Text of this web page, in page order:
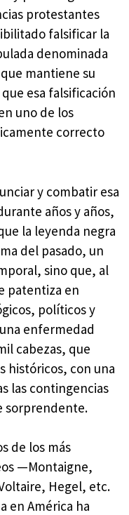
protestantes
falsificar la
denominada
mantiene su
esa falsificación
uno de los
correcto
y combatir esa
años y años,
la leyenda negra
del pasado, un
sino que, al
patentiza en
políticos y
enfermedad
cabezas, que
históricos, con una
las contingencias
sorprendente.
de los más
—Montaigne,
Hegel, etc.
en América ha